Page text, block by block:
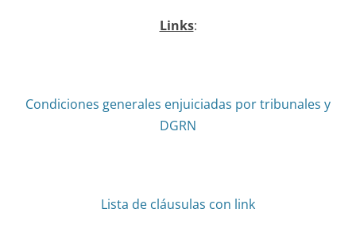
Links:
Condiciones generales enjuiciadas por tribunales y
DGRN
Lista de cláusulas con link